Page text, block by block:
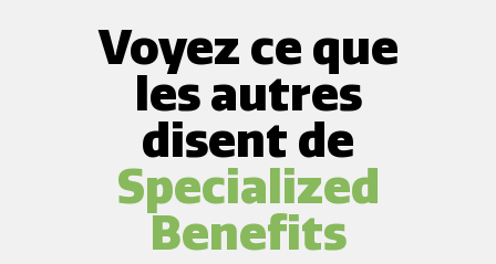
Voyez ce que
les autres
disent de
Specialized
Benefits